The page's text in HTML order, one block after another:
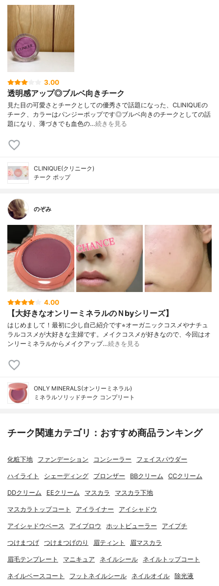
3.00
透明感アップ◎ブルベ向きチーク
見た目の可愛さとチークとしての優秀さで話題になった、CLINIQUEの
チーク、カラーはパンジーポップです◎ブルベ向きのチークとしての話
題になり、薄づきでも血色の…続きを見る
CLINIQUE(クリニーク)
チーク ポップ
のぞみ
4.00
【大好きなオンリーミネラルのＮbyシリーズ】
はじめまして！最初に少し自己紹介です⭐︎オーガニックコスメやナチュ
ラルコスメが大好きな主婦です。メイクコスメが好きなので、今回はオ
ンリーミネラルからメイクアップ…続きを見る
ONLY MINERALS(オンリーミネラル)
ミネラルソリッドチーク コンプリート
チーク関連カテゴリ：おすすめ商品ランキング
化粧下地 ファンデーション コンシーラー フェイスパウダー
ハイライト シェーディング ブロンザー BBクリーム CCクリーム
DDクリーム EEクリーム マスカラ マスカラ下地
マスカラトップコート アイライナー アイシャドウ
アイシャドウベース アイブロウ ホットビューラー アイプチ
つけまつげ つけまつげのり 眉ティント 眉マスカラ
眉毛テンプレート マニキュア ネイルシール ネイルトップコート
ネイルベースコート フットネイルシール ネイルオイル 除光液